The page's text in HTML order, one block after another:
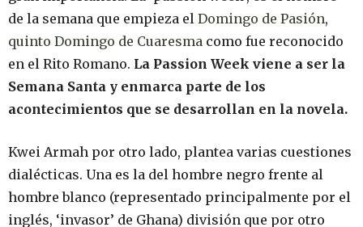
de la semana que empieza el Domingo de Pasión,
quinto Domingo de Cuaresma como fue reconocido
en el Rito Romano. La Passion Week viene a ser la
Semana Santa y enmarca parte de los
acontecimientos que se desarrollan en la novela.
Kwei Armah por otro lado, plantea varias cuestiones
dialécticas. Una es la del hombre negro frente al
hombre blanco (representado principalmente por el
inglés, ‘invasor’ de Ghana) división que por otro